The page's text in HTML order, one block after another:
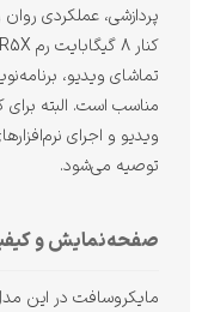
پردازشی، عملکردی روان
تماشای ویدیو،
مناسب است. البته
ویدیو و اجرای
توصیه می‌شود.
صفحه‌نمایش و